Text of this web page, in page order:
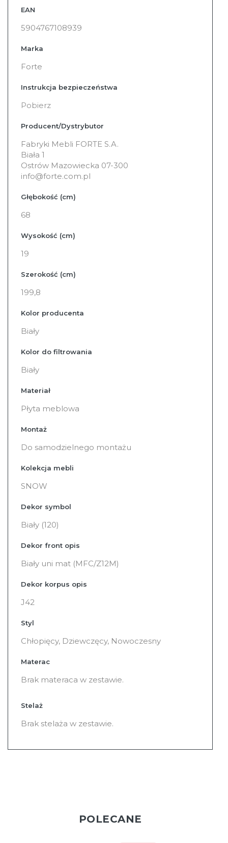
Więcej
EAN
5904767108939
Marka
Forte
Instrukcja bezpieczeństwa
Pobierz
Producent/Dystrybutor
Fabryki Mebli FORTE S.A.
Biała 1
Ostrów Mazowiecka 07-300
info@forte.com.pl
Głębokość (cm)
68
Wysokość (cm)
19
Szerokość (cm)
199,8
Kolor producenta
Biały
Kolor do filtrowania
Biały
Materiał
Płyta meblowa
Montaż
Do samodzielnego montażu
Kolekcja mebli
SNOW
Dekor symbol
Biały (120)
Dekor front opis
Biały uni mat (MFC/Z12M)
Dekor korpus opis
J42
Styl
Chłopięcy, Dziewczęcy, Nowoczesny
Materac
Brak materaca w zestawie.
Stelaż
Brak stelaża w zestawie.
POLECANE